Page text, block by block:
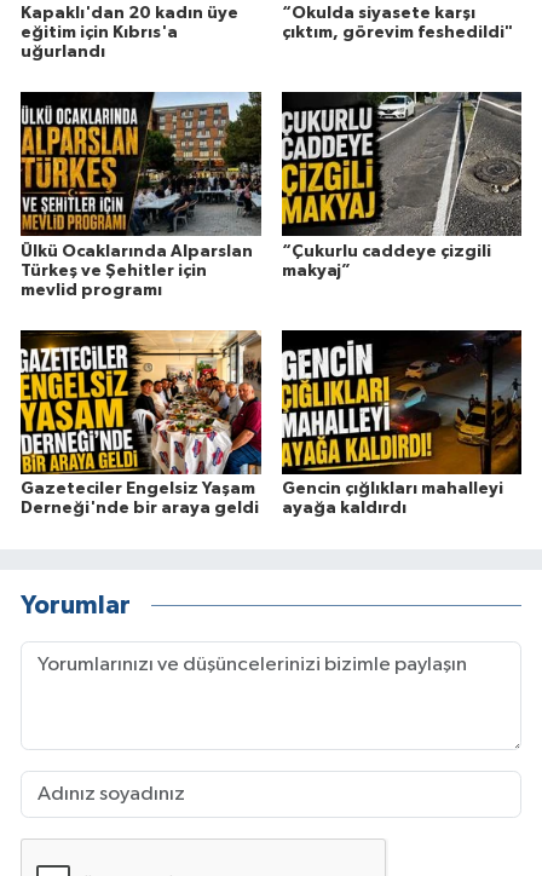
Kapaklı'dan 20 kadın üye
eğitim için Kıbrıs'a
uğurlandı
“Okulda siyasete karşı
çıktım, görevim feshedildi"
Ülkü Ocaklarında Alparslan
Türkeş ve Şehitler için
mevlid programı
“Çukurlu caddeye çizgili
makyaj”
Gazeteciler Engelsiz Yaşam
Derneği'nde bir araya geldi
Gencin çığlıkları mahalleyi
ayağa kaldırdı
Yorumlar